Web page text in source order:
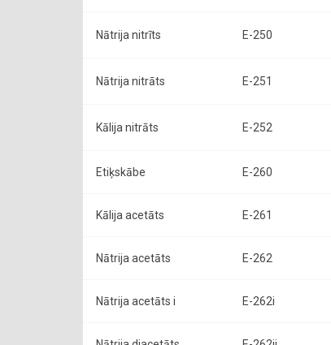
Nātrija nitrīts E-250
Nātrija nitrāts E-251
Kālija nitrāts E-252
Etiķskābe E-260
Kālija acetāts E-261
Nātrija acetāts E-262
Nātrija acetāts i E-262i